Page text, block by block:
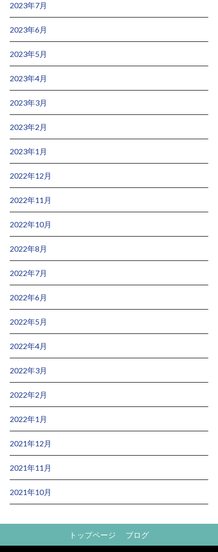
2023年7月
2023年6月
2023年5月
2023年4月
2023年3月
2023年2月
2023年1月
2022年12月
2022年11月
2022年10月
2022年8月
2022年7月
2022年6月
2022年5月
2022年4月
2022年3月
2022年2月
2022年1月
2021年12月
2021年11月
2021年10月
トップページ ブログ